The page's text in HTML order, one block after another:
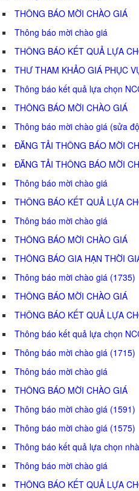
THÔNG BÁO MỜI CHÀO GIÁ
Thông báo mời chào giá
THÔNG BÁO KẾT QUẢ LỰA
THƯ THAM KHẢO GIÁ PHỤC
Thông báo kết quả lựa chọn
THÔNG BÁO MỜI CHÀO GIÁ
Thông báo mời chào giá (sửa
ĐĂNG TẢI THÔNG BÁO MỜI
ĐĂNG TẢI THÔNG BÁO MỜI
Thông báo mời chào giá
THÔNG BÁO KẾT QUẢ LỰA
Thông báo mời chào giá
THÔNG BÁO MỜI CHÀO GIÁ
THÔNG BÁO GIA HẠN THỜI
Thông báo mời chào giá (1735)
THÔNG BÁO MỜI CHÀO GIÁ
THÔNG BÁO KẾT QUẢ LỰA
Thông báo kết quả lựa chọn
Thông báo mời chào giá (1715)
Thông báo mời chào giá
THÔNG BÁO MỜI CHÀO GIÁ
Thông báo mời chào giá (1591)
Thông báo mời chào giá (1575)
Thông báo kết quả lựa chọn
Thông báo mời chào giá
THÔNG BÁO KẾT QUẢ LỰA